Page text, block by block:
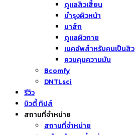
ดูแลสิวเสี้ยน
บำรุงผิวหน้า
มาส์ก
ดูแลผิวกาย
เมคอัพสำหรับคนเป็นสิว
ควบคุมความมัน
Bcomfy
DNTLsci
รีวิว
บิวตี้ ทิปส์
สถานที่จำหน่าย
สถานที่จำหน่าย